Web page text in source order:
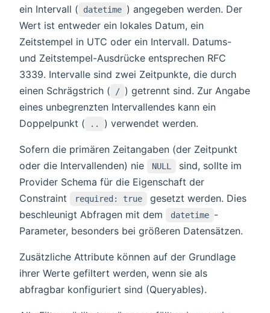
ein Intervall (
datetime ) angegeben werden. Der
Wert ist entweder ein lokales Datum, ein
Zeitstempel in UTC oder ein Intervall. Datums-
und Zeitstempel-Ausdrücke entsprechen RFC
3339. Intervalle sind zwei Zeitpunkte, die durch
einen Schrägstrich (
/ ) getrennt sind. Zur Angabe
eines unbegrenzten Intervallendes kann ein
Doppelpunkt (
.. ) verwendet werden.
Sofern die primären Zeitangaben (der Zeitpunkt
oder die Intervallenden) nie
NULL
sind, sollte im
Provider Schema für die Eigenschaft der
Constraint
required: true
gesetzt werden. Dies
beschleunigt Abfragen mit dem
datetime -
Parameter, besonders bei größeren Datensätzen.
Zusätzliche Attribute können auf der Grundlage
ihrer Werte gefiltert werden, wenn sie als
abfragbar konfiguriert sind (Queryables).